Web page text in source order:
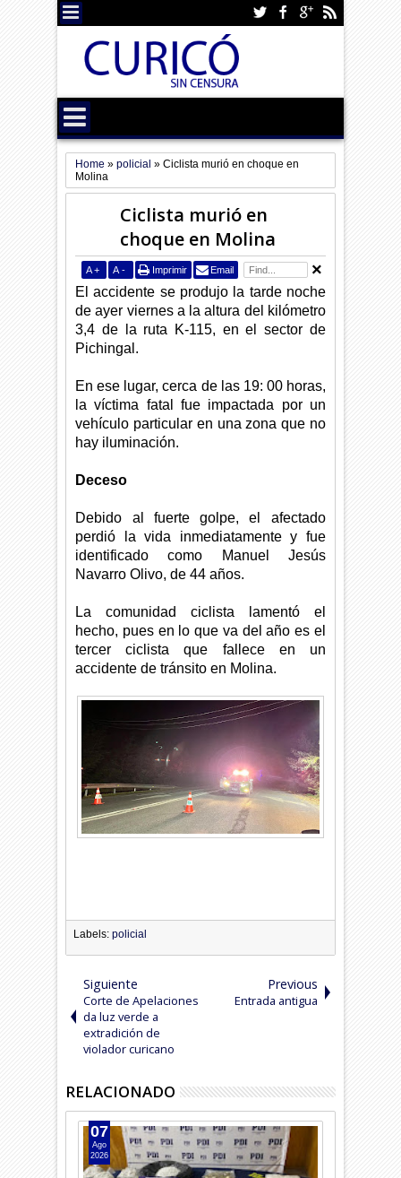
Home »policial »Ciclista murió en choque en
Molina
Ciclista murió en
choque en Molina
A + A - Imprimir Email
El accidente se produjo la tarde noche
de ayer viernes a la altura del kilómetro
3,4 de la ruta K-115, en el sector de
Pichingal.
En ese lugar, cerca de las 19: 00 horas,
la víctima fatal fue impactada por un
vehículo particular en una zona que no
hay iluminación.
Deceso
Debido al fuerte golpe, el afectado
perdió la vida inmediatamente y fue
identificado como Manuel Jesús
Navarro Olivo, de 44 años.
La comunidad ciclista lamentó el
hecho, pues en lo que va del año es el
tercer ciclista que fallece en un
accidente de tránsito en Molina.
Labels:policial
Siguiente
Corte de Apelaciones
da luz verde a
extradición de
violador curicano
Previous
Entrada antigua
RELACIONADO
07
Ago
2026